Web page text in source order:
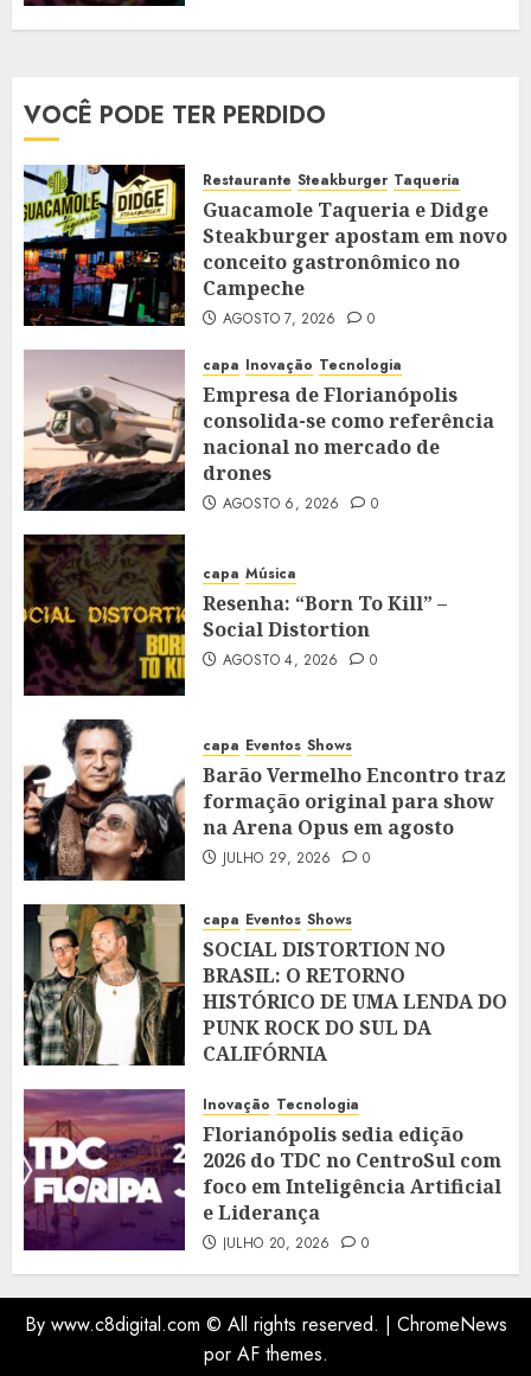
VOCÊ PODE TER PERDIDO
Restaurante Steakburger Taqueria
Guacamole Taqueria e Didge
Steakburger apostam em novo
conceito gastronômico no
Campeche
AGOSTO 7, 2026 0
capa Inovação Tecnologia
Empresa de Florianópolis
consolida-se como referência
nacional no mercado de
drones
AGOSTO 6, 2026 0
capa Música
Resenha: “Born To Kill” –
Social Distortion
AGOSTO 4, 2026 0
capa Eventos Shows
Barão Vermelho Encontro traz
formação original para show
na Arena Opus em agosto
JULHO 29, 2026 0
capa Eventos Shows
SOCIAL DISTORTION NO
BRASIL: O RETORNO
HISTÓRICO DE UMA LENDA DO
PUNK ROCK DO SUL DA
CALIFÓRNIA
Inovação Tecnologia
Florianópolis sedia edição
2026 do TDC no CentroSul com
foco em Inteligência Artificial
e Liderança
JULHO 20, 2026 0
By www.c8digital.com © All rights reserved. | ChromeNews
por AF themes.